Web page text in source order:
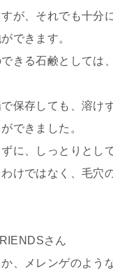
すが、それでも十分
できます。
きる石鹸としては
保存しても、溶け
できました。
に、しっとりとし
けではなく、毛穴
さん
、メレンゲのよう